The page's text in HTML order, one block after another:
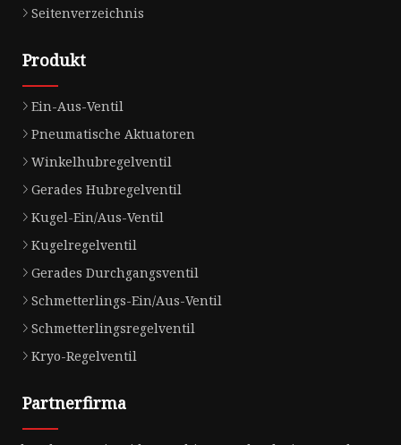
Seitenverzeichnis
Produkt
Ein-Aus-Ventil
Pneumatische Aktuatoren
Winkelhubregelventil
Gerades Hubregelventil
Kugel-Ein/Aus-Ventil
Kugelregelventil
Gerades Durchgangsventil
Schmetterlings-Ein/Aus-Ventil
Schmetterlingsregelventil
Kryo-Regelventil
Partnerfirma